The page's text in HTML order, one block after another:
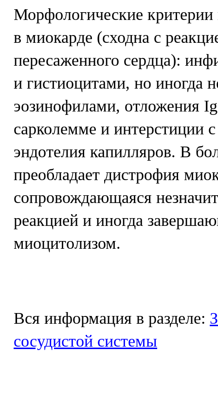
Морфологические критерии
в миокарде (сходна с
пересаженного сердца):
и гистиоцитами, но иногда
эозинофилами, отложения
сарколемме и интерстиции
эндотелия капилляров. В
преобладает дистрофия
сопровождающаяся
реакцией и иногда
миоцитолизом.
Вся информация в разделе:
сосудистой системы